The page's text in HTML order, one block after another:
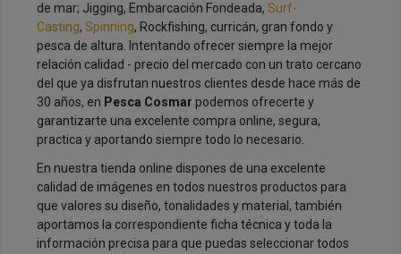
de mar; Jigging, Embarcación Fondeada, Surf-
Casting, Spinning, Rockfishing, curricán, gran fondo y
pesca de altura. Intentando ofrecer siempre la mejor
relación calidad - precio del mercado con un trato cercano
del que ya disfrutan nuestros clientes desde hace más de
30 años, en Pesca Cosmar podemos ofrecerte y
garantizarte una excelente compra online, segura,
practica y aportando siempre todo lo necesario.
En nuestra tienda online dispones de una excelente
calidad de imágenes en todos nuestros productos para
que valores su diseño, tonalidades y material, también
aportamos la correspondiente ficha técnica y toda la
información precisa para que puedas seleccionar todos